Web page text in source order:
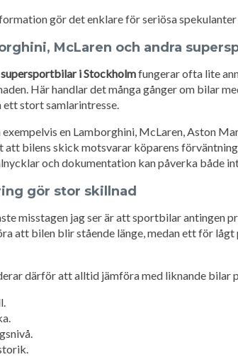
gör det enklare för seriösa
McLaren och andra
supersportbilar i Stockholmfungerar ofta lite
Här handlar det många gånger om bilar
stort samlarintresse.
exempelvis en Lamborghini, McLaren, Aston
bilens skick motsvarar köparens
och dokumentation kan påverka både
gör stor skillnad
misstagen jag ser är att sportbilar antingen
att bilen blir stående länge, medan ett för
därför att alltid jämföra med liknande bilar